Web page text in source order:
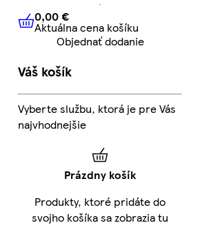
0,00 € Aktuálna cena košíku
0,00 €
Aktuálna cena košíku
Objednať dodanie
Váš košík
Vyberte službu, ktorá je pre Vás
najvhodnejšie
Prázdny košík
Produkty, ktoré pridáte do
svojho košíka sa zobrazia tu